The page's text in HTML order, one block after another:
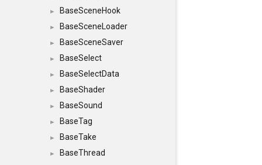
► BaseSceneHook
► BaseSceneLoader
► BaseSceneSaver
► BaseSelect
► BaseSelectData
► BaseShader
► BaseSound
► BaseTag
► BaseTake
►
BaseThread